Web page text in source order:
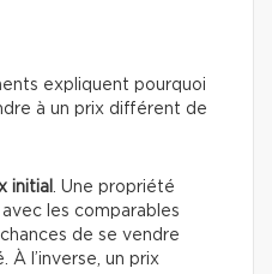
expliquent pourquoi
à un prix différent de
initial . Une propriété
les comparables
de se vendre
À l’inverse, un prix